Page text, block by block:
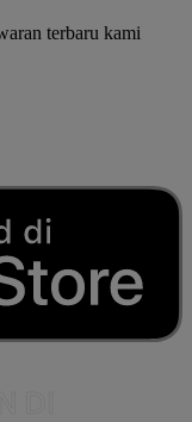
terbaru kami